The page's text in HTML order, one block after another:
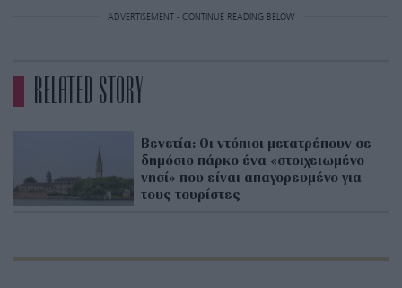
ADVERTISEMENT - CONTINUE READING BELOW
RELATED STORY
Βενετία: Οι ντόπιοι μετατρέπουν σε
δημόσιο πάρκο ένα «στοιχειωμένο
νησί» που είναι απαγορευμένο για
τους τουρίστες